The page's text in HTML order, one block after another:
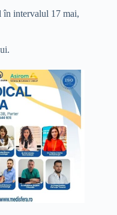
în intervalul 17 mai,